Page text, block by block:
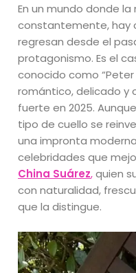
En un mundo donde
constantemente, hay
regresan desde el
protagonismo. Es el
conocido como “Peter
romántico, delicado y
fuerte en 2025.
tipo de cuello se
una impronta
celebridades que
China Suárez,quien
con naturalidad,
que la distingue.